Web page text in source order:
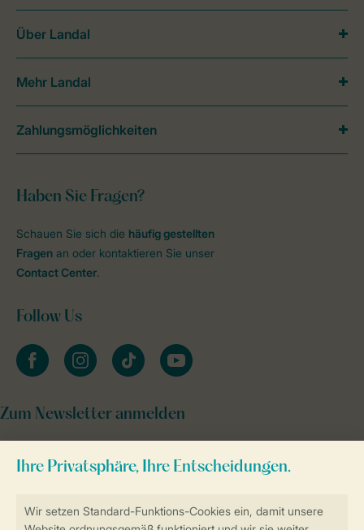
Haben Sie Fragen?
Schauen Sie sich die häufig gestellten
Fragen an oder kontaktieren Sie unser
Contact Center.
Follow Us
facebookinstagramtiktok youtube
Zum Newsletter anmelden
Über Landal
Mehr Landal
Zahlungsmöglichkeiten